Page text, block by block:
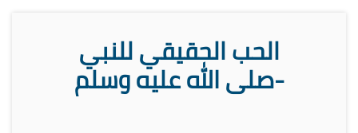
الحب الحقيقي للنبي
-صلى الله عليه وسلم